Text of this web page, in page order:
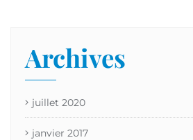
Archives
juillet 2020
janvier 2017